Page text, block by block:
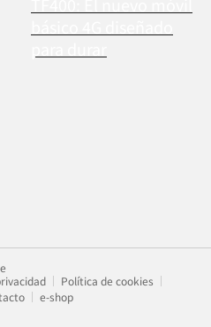
Política de cookies
e-shop